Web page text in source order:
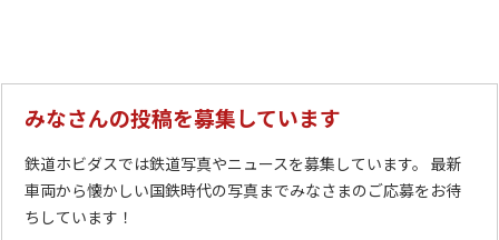
みなさんの投稿を募集しています
鉄道ホビダスでは鉄道写真やニュースを募集しています。 最新
車両から懐かしい国鉄時代の写真までみなさまのご応募をお待
ちしています！